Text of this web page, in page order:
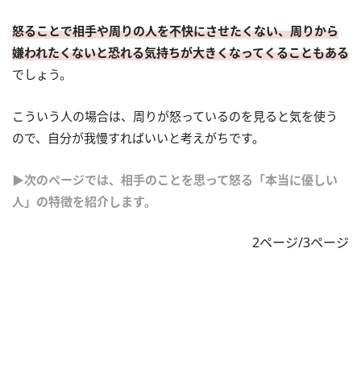
怒ることで相手や周りの人を不快にさせたくない、周りから
嫌われたくないと恐れる気持ちが大きくなってくることもある
でしょう。
こういう人の場合は、周りが怒っているのを見ると気を使う
ので、自分が我慢すればいいと考えがちです。
▶次のページでは、相手のことを思って怒る「本当に優しい
人」の特徴を紹介します。
2ページ/3ページ